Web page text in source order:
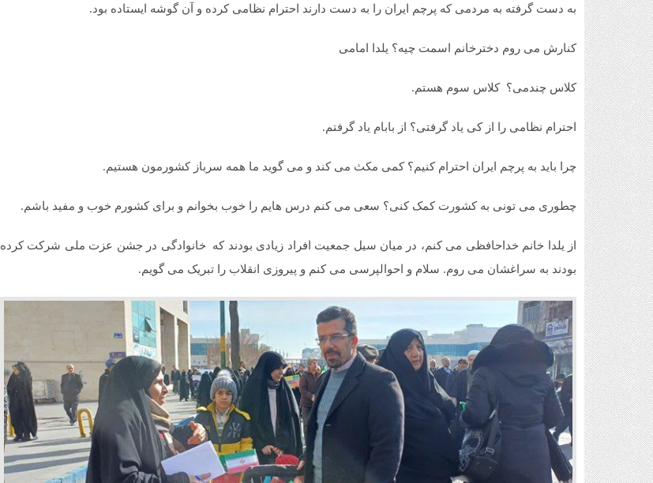
به دست گرفته به مردمی که پرچم ایران را به دست دارند احترام نظامی کرده و آن گوشه ایستاده بود.
کنارش می روم دخترخانم اسمت چیه؟ یلدا امامی
کلاس چندمی؟ کلاس سوم هستم.
احترام نظامی را از کی یاد گرفتی؟ از بابام یاد گرفتم.
چرا باید به پرچم ایران احترام کنیم؟ کمی مکث می کند و می گوید ما همه سرباز کشورمون هستیم.
چطوری می تونی به کشورت کمک کنی؟ سعی می کنم درس هایم را خوب بخوانم و برای کشورم خوب و مفید باشم.
از یلدا خانم خداحافظی می کنم، در میان سیل جمعیت افراد زیادی بودند که خانوادگی در جشن عزت ملی شرکت کرده
بودند به سراغشان می روم. سلام و احوالپرسی می کنم و پیروزی انقلاب را تبریک می گویم.